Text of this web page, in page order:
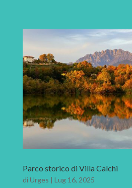
Parco storico di Villa Calchi
di Urges | Lug 16, 2025